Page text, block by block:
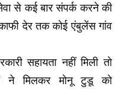
से कई बार संपर्क करने की
देर तक कोई एंबुलेंस गांव
सहायता नहीं मिली तो
ने मिलकर मोनू टुडू को